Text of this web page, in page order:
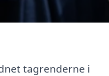
tagrenderne i